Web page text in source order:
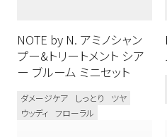
N. シア ドライシャンプー
N. シアオイル / N. シアミ
N. モイスチャーハンドゲ
NOTE by N. アミノシャン
プー&トリートメント シア
ー ブルーム ミニセット
ダメージケア しっとり
ツヤ
ウッディ
フローラル